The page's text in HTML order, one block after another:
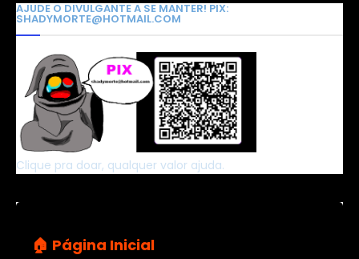
AJUDE O DIVULGANTE A SE MANTER! PIX:
SHADYMORTE@HOTMAIL.COM
Clique pra doar, qualquer valor ajuda.
🏠 Página Inicial